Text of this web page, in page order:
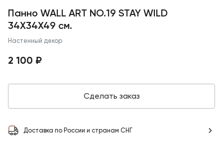
Панно WALL ART NO.19 STAY WILD
34X34X49 см.
Настенный декор
2 100 ₽
Сделать заказ
Доставка по России и странам СНГ